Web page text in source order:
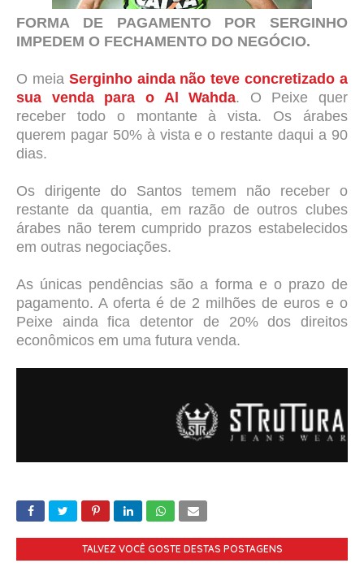
FORMA DE PAGAMENTO POR SERGINHO
IMPEDEM O FECHAMENTO DO NEGÓCIO.
O meia Serginho ainda não teve concretizado a
sua venda para o Al Wahda. O Peixe quer
receber todo o montante à vista. Os árabes
querem pagar 50% à vista e o restante daqui a 90
dias.
Os dirigente do Santos temem não receber o
restante da quantia, em razão de outros clubes
árabes não terem cumprido prazos estabelecidos
em outras negociações.
As únicas pendências são a forma e o prazo de
pagamento. A oferta é de 2 milhões de euros e o
Peixe ainda fica detentor de 20% dos direitos
econômicos em uma futura venda.
TALVEZ VOCÊ GOSTE DESTAS POSTAGENS